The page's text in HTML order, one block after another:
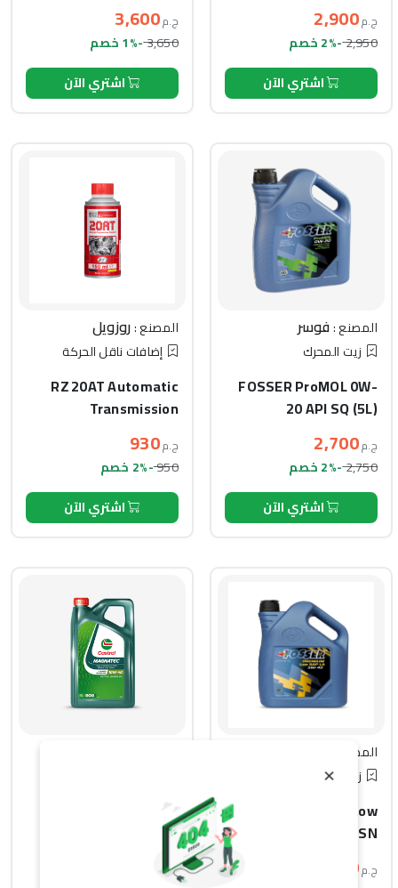
×
ج.م2,900
2,950-2% خصم
اشتري الآن
ج.م3,600
3,650-1% خصم
اشتري الآن
المصنع :فوسر
زيت المحرك
FOSSER ProMOL 0W-
20 API SQ (5L)
ج.م2,700
2,750-2% خصم
اشتري الآن
المصنع :روزويل
إضافات ناقل الحركة
RZ 20AT Automatic
Transmission
ج.م930
950-2% خصم
اشتري الآن
المصنع :
زيت المحرك
Fosser Premium Low
SAP LA 5W-40 API SN
ج.م2,550
Castrol Magnatec
10W40 (5 Liter)
ج.م1,350